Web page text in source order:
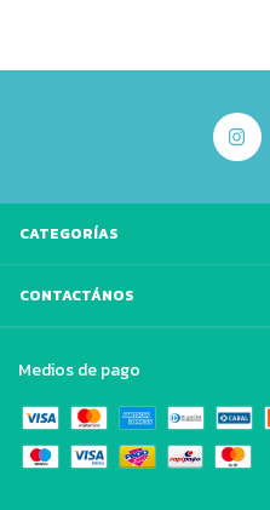
CATEGORÍAS
CONTACTÁNOS
Medios de pago